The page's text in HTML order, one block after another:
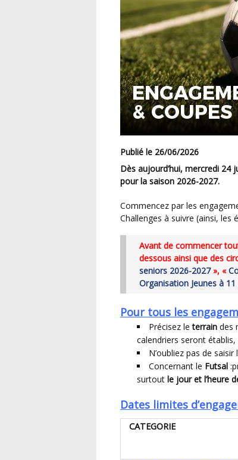
&
Publié le 26/06/2026
Dès aujourd’hui, mercredi 24 juin 2026, vous pouvez engager vos équipes dans FOOTCLUBS
pour la saison 2026-2027.
Commencez par les engagements de vos équipes en championnat, puis les Coupes et
Challenges à suivre (ainsi, les
Avant de commencer tout engagement , veuillez prendre connaissance du tableau ci-
dessous ainsi que des
seniors 2026-2027», «
Organisation Jeunes à
Pour tous les
Précisez leterrain des
calendriers seront
N’oubliez pas de saisir
Concernant le Futsal
surtout le jour et l’heure
Dates limites
CATEGORIE